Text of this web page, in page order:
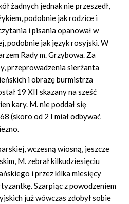
żadnych jednak nie przeszedł,
podobnie jak rodzice i
i pisania opanował w
podobnie jak język rosyjski. W
Rady m. Grzybowa. Za
przeprowadzenia sierżanta
i obrazę burmistrza
19 XII skazany na sześć
kary. M. nie poddał się
(skoro od 2 I miał odbywać
wczesną wiosną, jeszcze
M. zebrał kilkudziesięciu
i przez kilka miesięcy
Szarpiąc z powodzeniem
już wówczas zdobył sobie